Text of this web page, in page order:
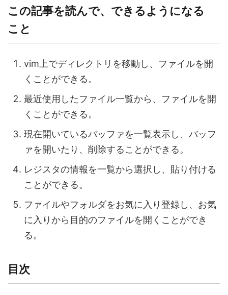
この記事を読んで、できるようになる
こと
vim上でディレクトリを移動し、ファイルを開
くことができる。
最近使用したファイル一覧から、ファイルを開
くことができる。
現在開いているバッファを一覧表示し、バッフ
ァを開いたり、削除することができる。
レジスタの情報を一覧から選択し、貼り付ける
ことができる。
ファイルやフォルダをお気に入り登録し、お気
に入りから目的のファイルを開くことができ
る。
目次